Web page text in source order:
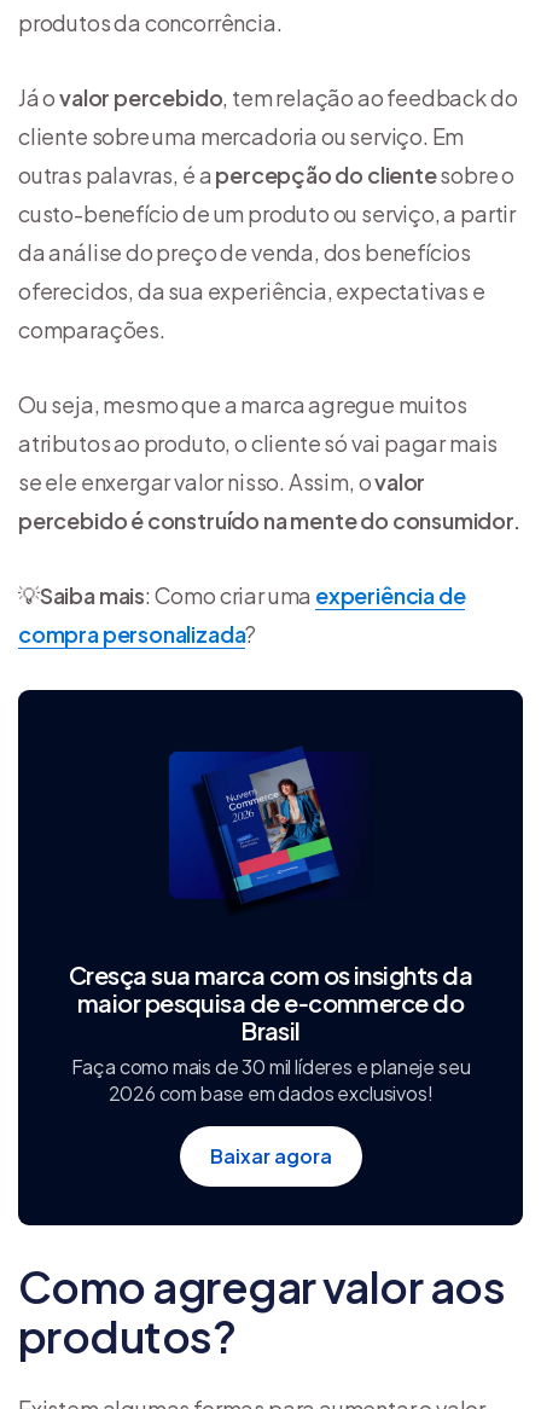
produtos da concorrência.
Já ovalor percebido, tem relação ao feedback do
cliente sobre uma mercadoria ou serviço. Em
outras palavras, é a percepção do clientesobre o
custo-benefício de um produto ou serviço, a partir
da análise do preço de venda, dos benefícios
oferecidos, da sua experiência, expectativas e
comparações.
Ou seja, mesmo que a marca agregue muitos
atributos ao produto, o cliente só vai pagar mais
se ele enxergar valor nisso. Assim, ovalor
percebido é construído na mente do consumidor.
💡Saiba mais: Como criar uma experiência de
compra personalizada?
Cresça sua marca com os insights da
maior pesquisa de e‑commerce do
Brasil
Faça como mais de 30 mil líderes e planeje seu
2026 com base em dados exclusivos!
Baixar agora
Como agregar valor aos
produtos?